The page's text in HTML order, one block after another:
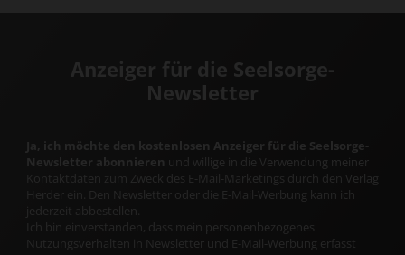
Anzeiger für die Seelsorge-
Newsletter
Ja, ich möchte den kostenlosen Anzeiger für die Seelsorge-
Newsletter abonnieren und willige in die Verwendung meiner
Kontaktdaten zum Zweck des E-Mail-Marketings durch den Verlag
Herder ein. Den Newsletter oder die E-Mail-Werbung kann ich
jederzeit abbestellen.
Ich bin einverstanden, dass mein personenbezogenes
Nutzungsverhalten in Newsletter und E-Mail-Werbung erfasst